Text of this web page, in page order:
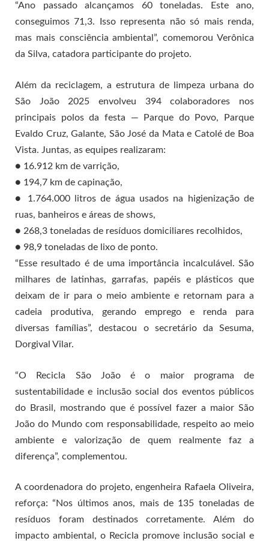
“Ano passado alcançamos 60 toneladas. Este ano,
conseguimos 71,3. Isso representa não só mais renda,
mas mais consciência ambiental”, comemorou Verônica
da Silva, catadora participante do projeto.
Além da reciclagem, a estrutura de limpeza urbana do
São João 2025 envolveu 394 colaboradores nos
principais polos da festa — Parque do Povo, Parque
Evaldo Cruz, Galante, São José da Mata e Catolé de Boa
Vista. Juntas, as equipes realizaram:
● 16.912 km de varrição,
● 194,7 km de capinação,
● 1.764.000 litros de água usados na higienização de
ruas, banheiros e áreas de shows,
● 268,3 toneladas de resíduos domiciliares recolhidos,
● 98,9 toneladas de lixo de ponto.
“Esse resultado é de uma importância incalculável. São
milhares de latinhas, garrafas, papéis e plásticos que
deixam de ir para o meio ambiente e retornam para a
cadeia produtiva, gerando emprego e renda para
diversas famílias”, destacou o secretário da Sesuma,
Dorgival Vilar.
“O Recicla São João é o maior programa de
sustentabilidade e inclusão social dos eventos públicos
do Brasil, mostrando que é possível fazer a maior São
João do Mundo com responsabilidade, respeito ao meio
ambiente e valorização de quem realmente faz a
diferença”, complementou.
A coordenadora do projeto, engenheira Rafaela Oliveira,
reforça: “Nos últimos anos, mais de 135 toneladas de
resíduos foram destinados corretamente. Além do
impacto ambiental, o Recicla promove inclusão social e